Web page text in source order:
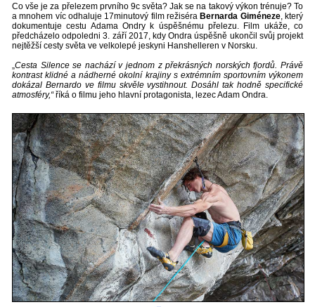
Co vše je za přelezem prvního 9c světa? Jak se na takový výkon trénuje? To
a mnohem víc odhaluje 17minutový film režiséra Bernarda Giméneze, který
dokumentuje cestu Adama Ondry k úspěšnému přelezu. Film ukáže, co
předcházelo odpoledni 3. září 2017, kdy Ondra úspěšně ukončil svůj projekt
nejtěžší cesty světa ve velkolepé jeskyni Hanshelleren v Norsku.
„Cesta Silence se nachází v jednom z překrásných norských fjordů. Právě
kontrast klidné a nádherné okolní krajiny s extrémním sportovním výkonem
dokázal Bernardo ve filmu skvěle vystihnout. Dosáhl tak hodně specifické
atmosféry,“říká o filmu jeho hlavní protagonista, lezec Adam Ondra.